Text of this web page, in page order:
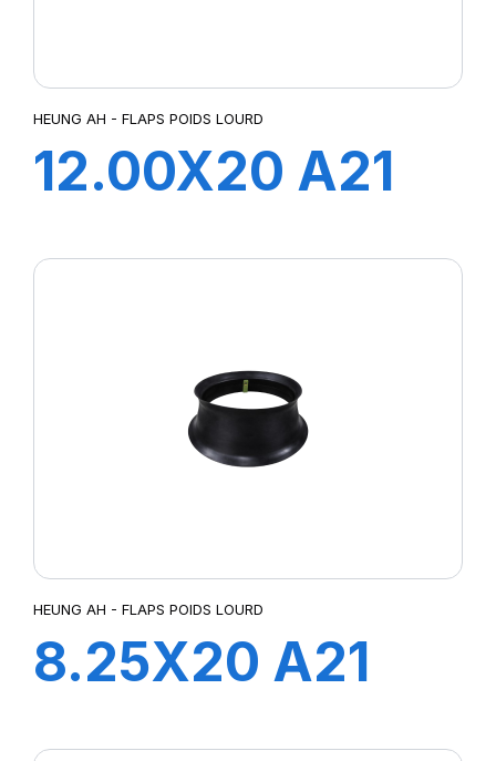
HEUNG AH - FLAPS POIDS LOURD
12.00X20 A21
HEUNG AH - FLAPS POIDS LOURD
8.25X20 A21